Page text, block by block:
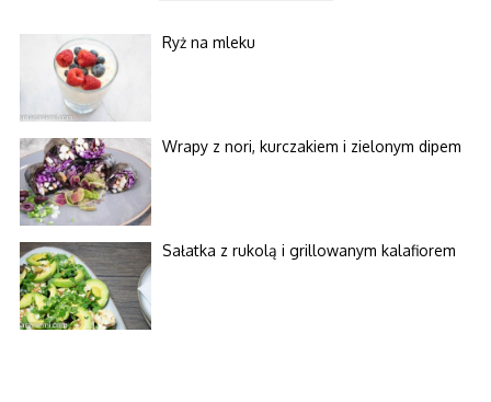
Ryż na mleku
Wrapy z nori, kurczakiem i zielonym dipem
Sałatka z rukolą i grillowanym kalafiorem